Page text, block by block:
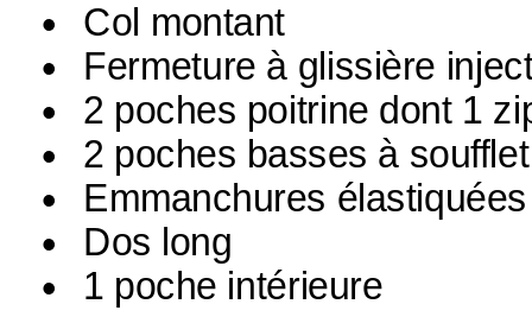
Col montant
Fermeture à glissière
2 poches poitrine dont 1
2 poches basses à
Emmanchures élastiquées
Dos long
1 poche intérieure